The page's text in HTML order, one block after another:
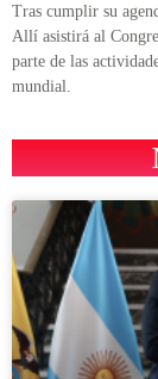
Tras cumplir su
Allí asistirá al
parte de las
mundial.